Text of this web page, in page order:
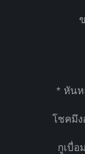
* หันห
โชคมึง
กูเบื่อ